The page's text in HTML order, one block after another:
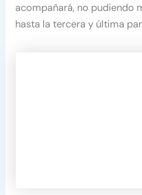
acompañará, no pudiendo
hasta la tercera y última